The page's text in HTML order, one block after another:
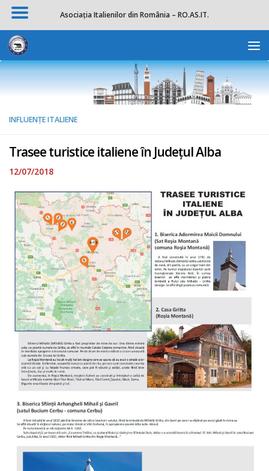
Skip to content
INFLUENȚE ITALIENE
Trasee turistice italiene în Județul Alba
12/07/2018
Asociația Italienilor din România – RO.AS.IT.